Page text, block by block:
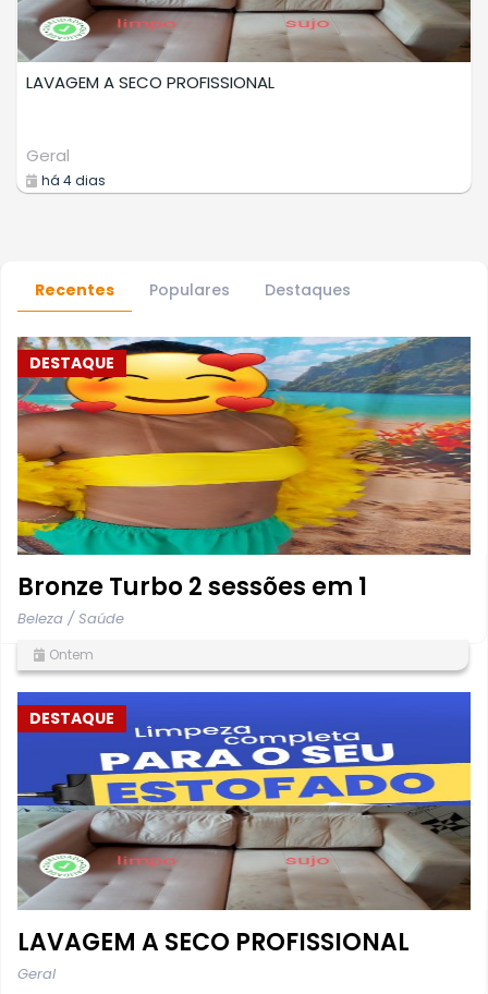
CURSO DE MAPEAMENTO AEREO COM
Recentes Populares Destaques
DESTAQUE
Bronze Turbo 2 sessões em 1
Beleza / Saúde
Ontem
DESTAQUE
LAVAGEM A SECO PROFISSIONAL
Geral